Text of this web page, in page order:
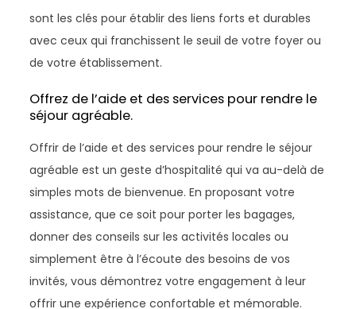
sont les clés pour établir des liens forts et durables
avec ceux qui franchissent le seuil de votre foyer ou
de votre établissement.
Offrez de l’aide et des services pour rendre le
séjour agréable.
Offrir de l’aide et des services pour rendre le séjour
agréable est un geste d’hospitalité qui va au-delà de
simples mots de bienvenue. En proposant votre
assistance, que ce soit pour porter les bagages,
donner des conseils sur les activités locales ou
simplement être à l’écoute des besoins de vos
invités, vous démontrez votre engagement à leur
offrir une expérience confortable et mémorable.